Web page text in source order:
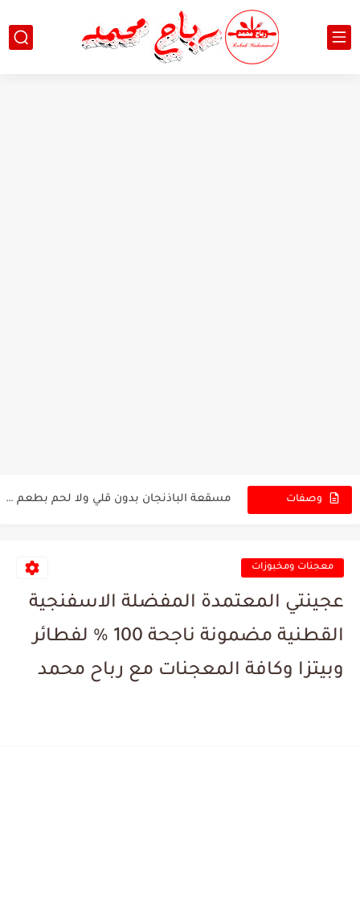
وصفات مسقعة الباذنجان بدون قلي ولا لحم بطعم جدا شهي مع...
معجنات ومخبوزات
عجينتي المعتمدة المفضلة الاسفنجية
القطنية مضمونة ناجحة 100 % لفطائر
وبيتزا وكافة المعجنات مع رباح محمد